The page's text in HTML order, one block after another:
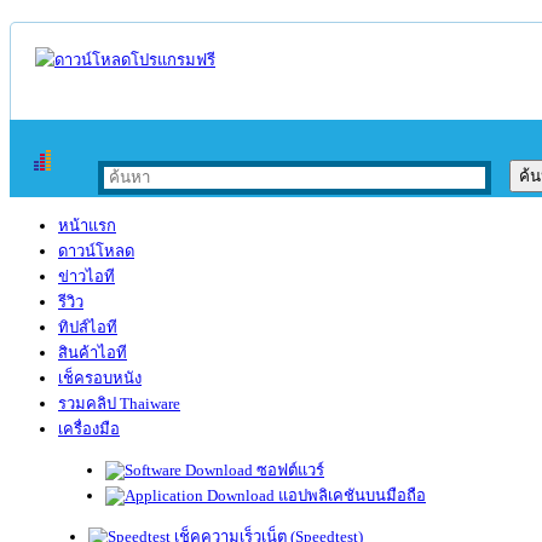
หน้าแรก
ดาวน์โหลด
ข่าวไอที
รีวิว
ทิปส์ไอที
สินค้าไอที
เช็ครอบหนัง
รวมคลิป Thaiware
เครื่องมือ
ซอฟต์แวร์
แอปพลิเคชันบนมือถือ
เช็คความเร็วเน็ต (Speedtest)